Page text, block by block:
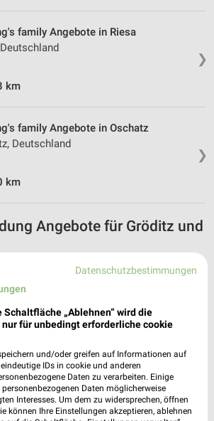
❯
family Angebote in Riesa
km
❯
family Angebote in Oschatz
Deutschland
km
Angebote für Gröditz und
Datenschutzbestimmungen
Schaltfläche „Ablehnen“ wird die
für unbedingt erforderliche cookie
und/oder greifen auf Informationen auf
IDs in cookie und anderen
Daten zu verarbeiten. Einige
Daten möglicherweise
Interesses. Um dem zu widersprechen, öffnen
können Ihre Einstellungen akzeptieren, ablehnen